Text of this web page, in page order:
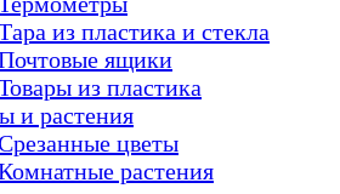
из пластика и стекла
ящики
из пластика
и растения
цветы
растения